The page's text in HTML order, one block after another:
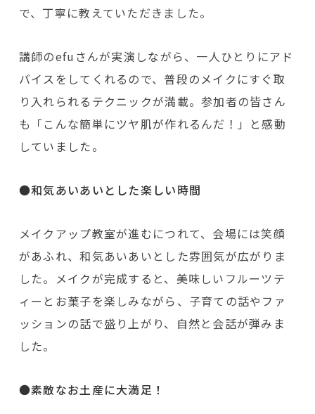
で、丁寧に教えていただきました。
講師のefuさんが実演しながら、一人ひとりにアド
バイスをしてくれるので、普段のメイクにすぐ取
り入れられるテクニックが満載。参加者の皆さん
も「こんな簡単にツヤ肌が作れるんだ！」と感動
していました。
●和気あいあいとした楽しい時間
メイクアップ教室が進むにつれて、会場には笑顔
があふれ、和気あいあいとした雰囲気が広がりま
した。メイクが完成すると、美味しいフルーツテ
ィーとお菓子を楽しみながら、子育ての話やファ
ッションの話で盛り上がり、自然と会話が弾みま
した。
●素敵なお土産に大満足！